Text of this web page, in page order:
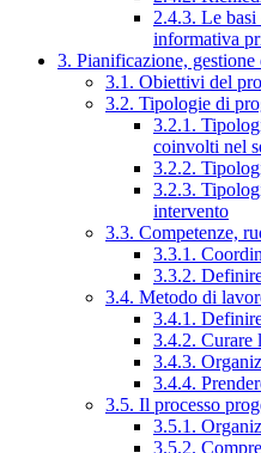
2.4.3. Le
informativa
3. Pianificazione, gestione
3.1. Obiettivi del
3.2. Tipologie di
3.2.1.
coinvolti nel
3.2.2.
3.2.3.
intervento
3.3. Competenze,
3.3.1.
3.3.2.
3.4. Metodo di
3.4.1.
3.4.2. Curare
3.4.3.
3.4.4.
3.5. Il processo
3.5.1.
3.5.2.